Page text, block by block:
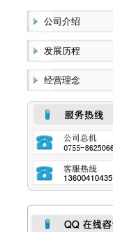
公司介绍
发展历程
经营理念